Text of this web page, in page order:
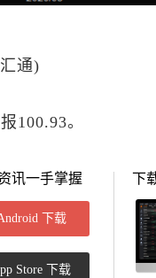
通)
100.93。
讯一手掌握
下载
Store 下载
下